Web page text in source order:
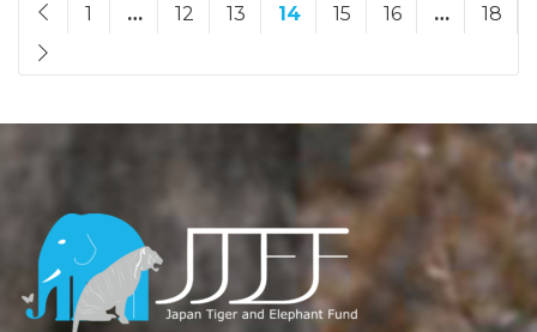
1 … 12 13 14 15 16 … 18